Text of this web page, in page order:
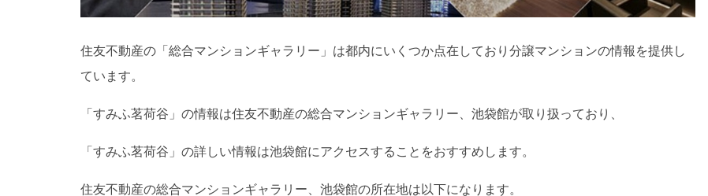
住友不動産の「総合マンションギャラリー」は都内にいくつか点在しており分譲マンションの情報を提供し
ています。
「すみふ茗荷谷」の情報は住友不動産の総合マンションギャラリー、池袋館が取り扱っており、
「すみふ茗荷谷」の詳しい情報は池袋館にアクセスすることをおすすめします。
住友不動産の総合マンションギャラリー、池袋館の所在地は以下になります。